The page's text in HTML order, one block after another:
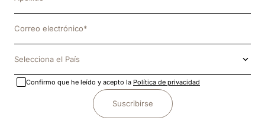
Selecciona el País
Confirmo que he leído y acepto la Política de privacidad
Suscribirse